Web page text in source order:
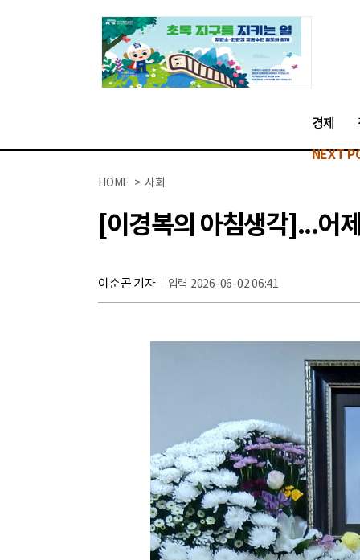
경제
NEXT
HOME > 사회
[이경복의 아침생각]...어
이순곤 기자 입력 2026-06-02 06:41